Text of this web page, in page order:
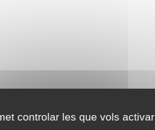
controlar les que vols activar